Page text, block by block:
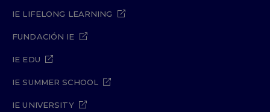
IE LIFELONG LEARNING
FUNDACIÓN IE
IE EDU
IE SUMMER SCHOOL
IE UNIVERSITY